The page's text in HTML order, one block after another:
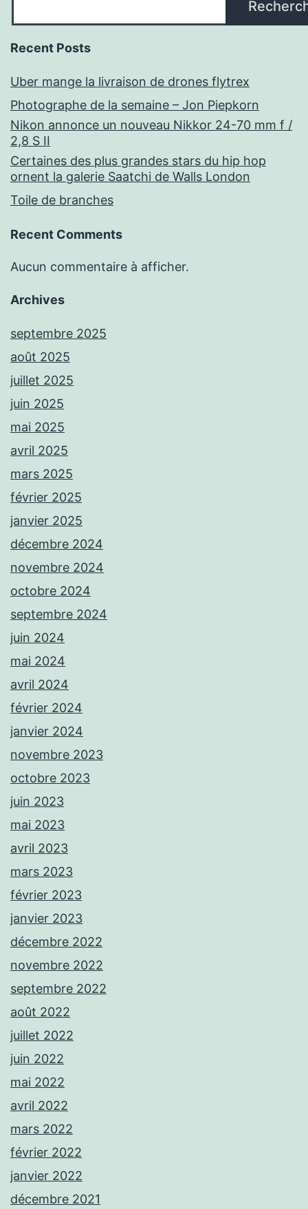
Recent Posts
Uber mange la livraison de drones flytrex
Photographe de la semaine – Jon Piepkorn
Nikon annonce un nouveau Nikkor 24-70 mm f /
2,8 S II
Certaines des plus grandes stars du hip hop
ornent la galerie Saatchi de Walls London
Toile de branches
Recent Comments
Aucun commentaire à afficher.
Archives
septembre 2025
août 2025
juillet 2025
juin 2025
mai 2025
avril 2025
mars 2025
février 2025
janvier 2025
décembre 2024
novembre 2024
octobre 2024
septembre 2024
juin 2024
mai 2024
avril 2024
février 2024
janvier 2024
novembre 2023
octobre 2023
juin 2023
mai 2023
avril 2023
mars 2023
février 2023
janvier 2023
décembre 2022
novembre 2022
septembre 2022
août 2022
juillet 2022
juin 2022
mai 2022
avril 2022
mars 2022
février 2022
janvier 2022
décembre 2021